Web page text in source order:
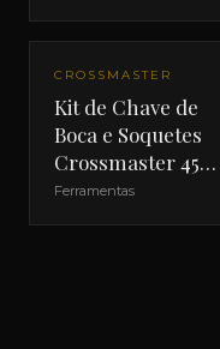
CROSSMASTER
Kit de Chave de
Boca e Soquetes
Crossmaster 45
Peças
Ferramentas